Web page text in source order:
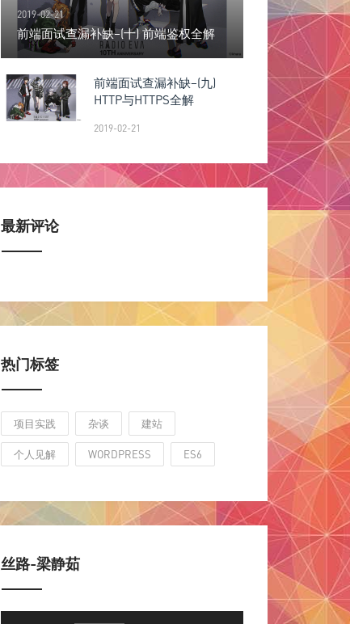
2019-02-21
前端面试查漏补缺–(十) 前端鉴权全解
前端面试查漏补缺–(九)
HTTP与HTTPS全解
2019-02-21
最新评论
热门标签
项目实践 杂谈 建站
个人见解 WORDPRESS ES6
丝路-梁静茹